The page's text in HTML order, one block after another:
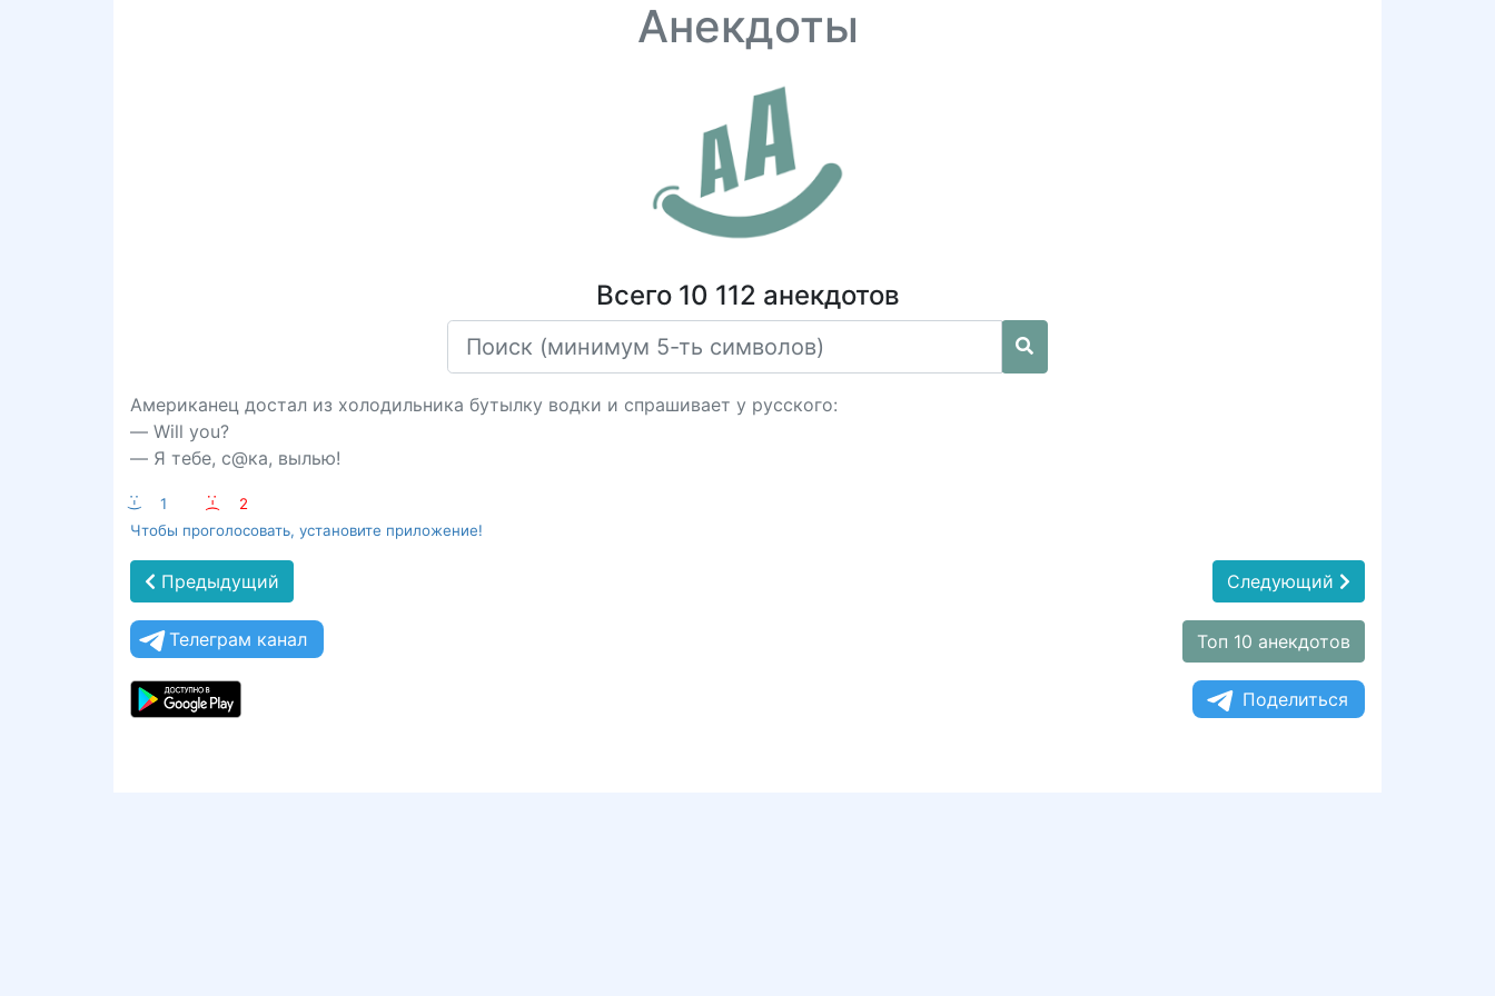
Анекдоты
Всего 10 112 анекдотов
Американец достал из холодильника бутылку водки и спрашивает у русского:
— Will уоu?
— Я тебе, с@ка, вылью!
:-) 1 :-(
2
Чтобы проголосовать, установите приложение!
Предыдущий Следующий
Телеграм канал Топ 10 анекдотов
Поделиться